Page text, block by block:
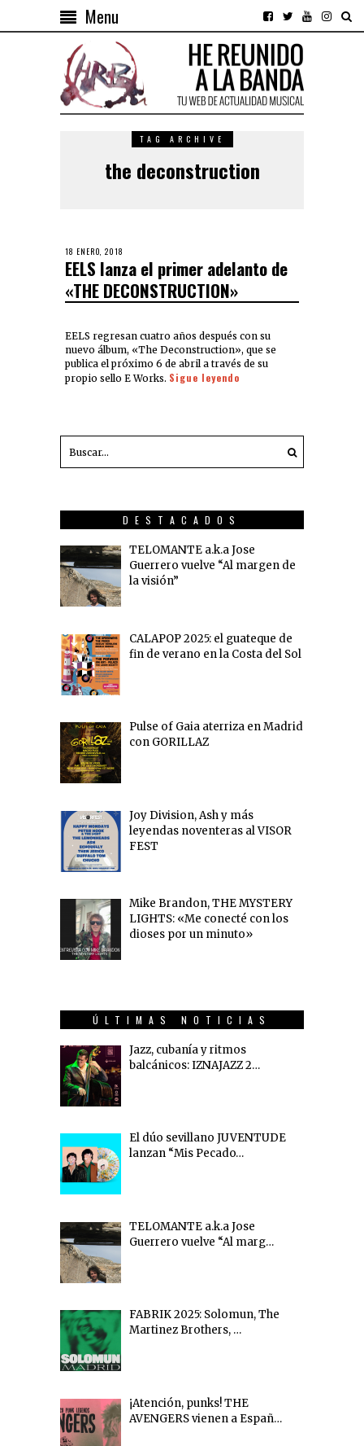
Menu
TAG ARCHIVE
the deconstruction
18 ENERO, 2018
EELS lanza el primer adelanto de
«THE DECONSTRUCTION»
EELS regresan cuatro años después con su
nuevo álbum, «The Deconstruction», que se
publica el próximo 6 de abril a través de su
propio sello E Works. Sigue leyendo
DESTACADOS
TELOMANTE a.k.a Jose
Guerrero vuelve “Al margen de
la visión”
CALAPOP 2025: el guateque de
fin de verano en la Costa del Sol
Pulse of Gaia aterriza en Madrid
con GORILLAZ
Joy Division, Ash y más
leyendas noventeras al VISOR
FEST
Mike Brandon, THE MYSTERY
LIGHTS: «Me conecté con los
dioses por un minuto»
ÚLTIMAS NOTICIAS
Jazz, cubanía y ritmos
balcánicos: IZNAJAZZ 2…
El dúo sevillano JUVENTUDE
lanzan “Mis Pecado…
TELOMANTE a.k.a Jose
Guerrero vuelve “Al marg…
FABRIK 2025: Solomun, The
Martinez Brothers, …
¡Atención, punks! THE
AVENGERS vienen a Españ…